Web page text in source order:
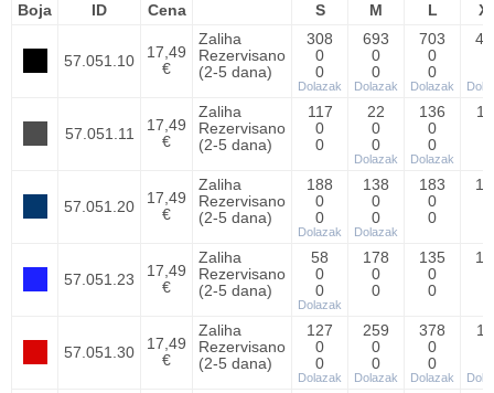
Boja ID Cena S M L
57.051.10
17,49
€
Zaliha
Rezervisano
(2-5 dana)
308
0
0
Dolazak
693
0
0
Dolazak
703
0
0
Dolazak
57.051.11
17,49
€
Zaliha
Rezervisano
(2-5 dana)
117
0
0
22
0
0
Dolazak
136
0
0
Dolazak
57.051.20
17,49
€
Zaliha
Rezervisano
(2-5 dana)
188
0
0
Dolazak
138
0
0
Dolazak
183
0
0
57.051.23
17,49
€
Zaliha
Rezervisano
(2-5 dana)
58
0
0
Dolazak
178
0
0
135
0
0
57.051.30
17,49
€
Zaliha
Rezervisano
(2-5 dana)
127
0
0
Dolazak
259
0
0
Dolazak
378
0
0
Dolazak